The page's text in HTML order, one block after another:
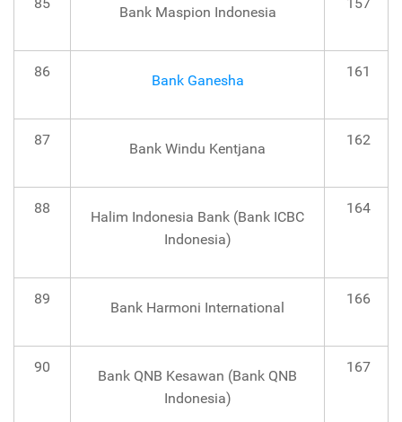
Bank Maspion Indonesia
86
Bank Ganesha
161
87
Bank Windu Kentjana
162
88
Halim Indonesia Bank (Bank ICBC
Indonesia)
164
89
Bank Harmoni International
166
90
Bank QNB Kesawan (Bank QNB
Indonesia)
167